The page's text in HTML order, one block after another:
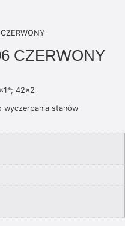
CZERWONY
42×2
wyczerpania stanów